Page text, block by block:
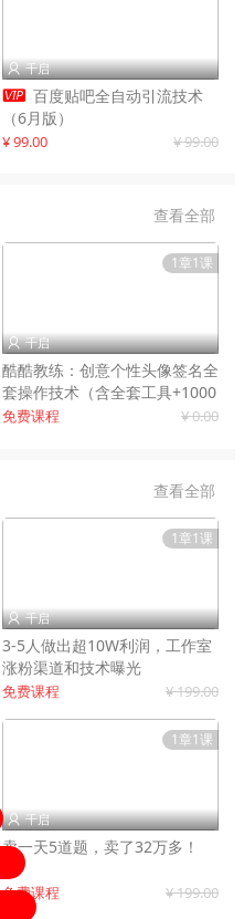
 千启
 百度贴吧全自动引流技术
（6月版）
¥ 99.00 ¥ 99.00
查看全部
1章1课
 千启
酷酷教练：创意个性头像签名全
套操作技术（含全套工具+1000
套模板）
免费课程 ¥ 0.00
查看全部
1章1课
 千启
3-5人做出超10W利润，工作室
涨粉渠道和技术曝光
免费课程 ¥ 199.00
1章1课
 千启
卖一天5道题，卖了32万多！
免费课程 ¥ 199.00